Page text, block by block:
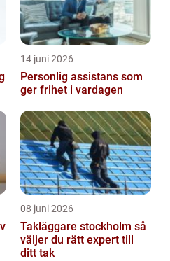
14 juni 2026
Personlig assistans som
ger frihet i vardagen
08 juni 2026
Takläggare stockholm så
väljer du rätt expert till
ditt tak